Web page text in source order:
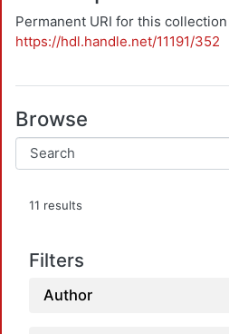
Permanent URI for this collection
https://hdl.handle.net/11191/352
Browse
11 results
Filters
Author